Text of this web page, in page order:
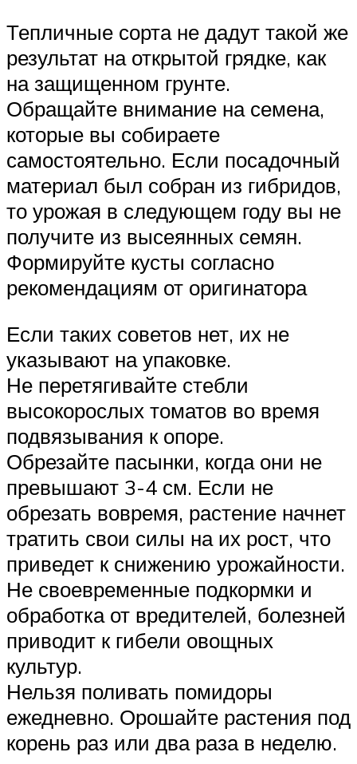
Тепличные сорта не дадут такой же
результат на открытой грядке, как
на защищенном грунте.
Обращайте внимание на семена,
которые вы собираете
самостоятельно. Если посадочный
материал был собран из гибридов,
то урожая в следующем году вы не
получите из высеянных семян.
Формируйте кусты согласно
рекомендациям от оригинатора
Если таких советов нет, их не
указывают на упаковке.
Не перетягивайте стебли
высокорослых томатов во время
подвязывания к опоре.
Обрезайте пасынки, когда они не
превышают 3-4 см. Если не
обрезать вовремя, растение начнет
тратить свои силы на их рост, что
приведет к снижению урожайности.
Не своевременные подкормки и
обработка от вредителей, болезней
приводит к гибели овощных
культур.
Нельзя поливать помидоры
ежедневно. Орошайте растения под
корень раз или два раза в неделю.